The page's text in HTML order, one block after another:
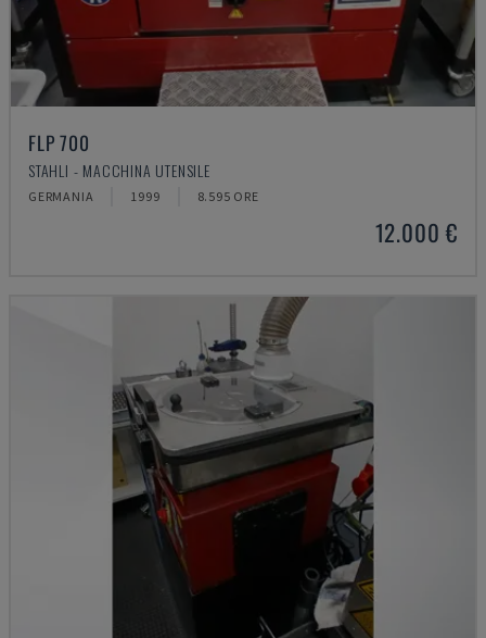
FLP 700
STAHLI - MACCHINA UTENSILE
GERMANIA 1999 8.595 ORE
12.000 €